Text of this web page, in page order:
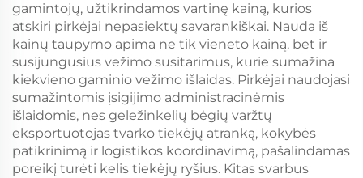
gamintojų, užtikrindamos vartinę kainą, kurios
atskiri pirkėjai nepasiektų savarankiškai. Nauda iš
kainų taupymo apima ne tik vieneto kainą, bet ir
susijungusius vežimo susitarimus, kurie sumažina
kiekvieno gaminio vežimo išlaidas. Pirkėjai naudojasi
sumažintomis įsigijimo administracinėmis
išlaidomis, nes geležinkelių bėgių varžtų
eksportuotojas tvarko tiekėjų atranką, kokybės
patikrinimą ir logistikos koordinavimą, pašalindamas
poreikį turėti kelis tiekėjų ryšius. Kitas svarbus